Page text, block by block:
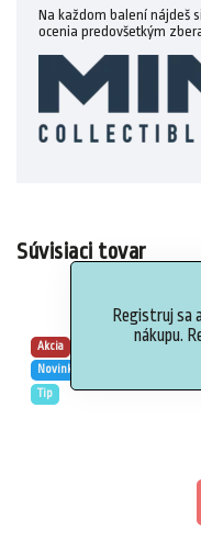
Registruj sa
nákupu.
Na každom balení nájdeš
ocenia predovšetkým
Súvisiaci tovar
Akcia
Novinka
Tip